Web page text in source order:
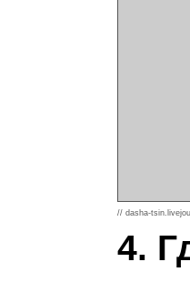
// dasha-
4.